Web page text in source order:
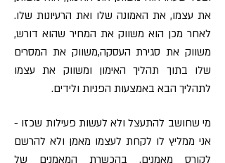
את עצמו, את האמונה שלו ואת הרעיונות שלו.
לאחר מכן הוא משווק את המחיר שהוא דורש,
משווק את סגירת העסקה,משווק את המסרים
שלו בתוך תהליך האימון ומשווק את עצמו
לתהליך הבא באמצעות הפניות ולידים.
מי שחושב להתעצל ולא לעשות פעילות שכזו -
אני ממליץ לו לקחת לעצמו מאמן ולא להרשם
לקורס מאמנים. בהכשרת המאמנים של